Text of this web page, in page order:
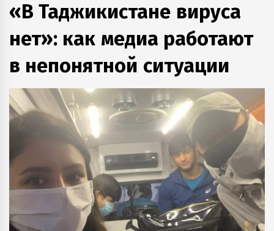
«В Таджикистане вируса
нет»: как медиа работают
в непонятной ситуации